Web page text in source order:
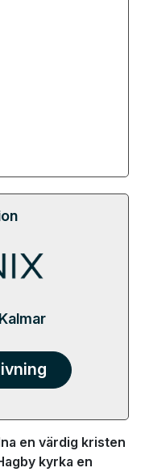
en värdig kristen
kyrka en